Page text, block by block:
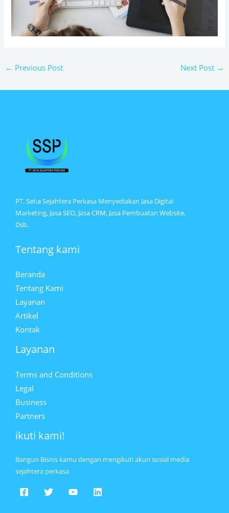
← Previous Post Next Post →
PT. Setia Sejahtera Perkasa Menyediakan Jasa Digital
Marketing, Jasa SEO, Jasa CRM, Jasa Pembuatan Website,
Dsb.
Tentang kami
Beranda
Tentang Kami
Layanan
Artikel
Kontak
Layanan
Terms and Conditions
Legal
Business
Partners
ikuti kami!
Bangun Bisnis kamu dengan mengikuti akun sosial media
sejahtera perkasa